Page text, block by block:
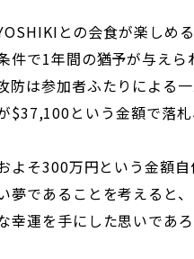
との会食が楽しめ
件で1年間の猶予が与え
防は参加者ふたりによる
という金額で落札
よそ300万円という金額
夢であることを考えると
幸運を手にした思いであろ